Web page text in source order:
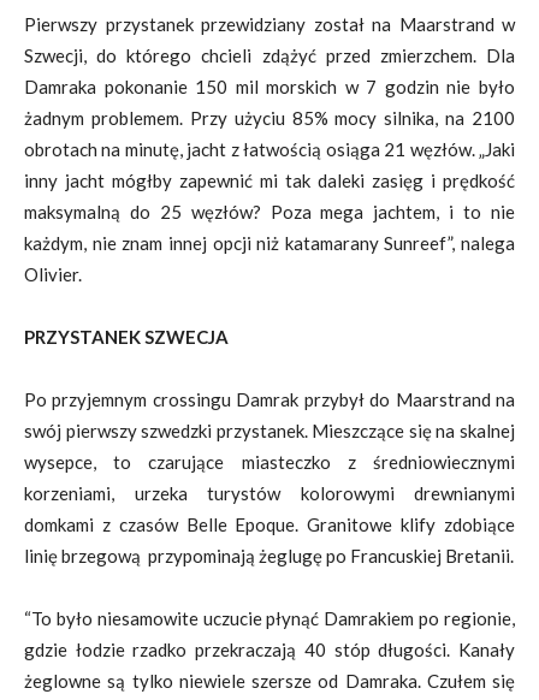
Pierwszy przystanek przewidziany został na Maarstrand w
Szwecji, do którego chcieli zdążyć przed zmierzchem. Dla
Damraka pokonanie 150 mil morskich w 7 godzin nie było
żadnym problemem. Przy użyciu 85% mocy silnika, na 2100
obrotach na minutę, jacht z łatwością osiąga 21 węzłów. „Jaki
inny jacht mógłby zapewnić mi tak daleki zasięg i prędkość
maksymalną do 25 węzłów? Poza mega jachtem, i to nie
każdym, nie znam innej opcji niż katamarany Sunreef”, nalega
Olivier.
PRZYSTANEK SZWECJA
Po przyjemnym crossingu Damrak przybył do Maarstrand na
swój pierwszy szwedzki przystanek. Mieszczące się na skalnej
wysepce, to czarujące miasteczko z średniowiecznymi
korzeniami, urzeka turystów kolorowymi drewnianymi
domkami z czasów Belle Epoque. Granitowe klify zdobiące
linię brzegową przypominają żeglugę po Francuskiej Bretanii.
“To było niesamowite uczucie płynąć Damrakiem po regionie,
gdzie łodzie rzadko przekraczają 40 stóp długości. Kanały
żeglowne są tylko niewiele szersze od Damraka. Czułem się